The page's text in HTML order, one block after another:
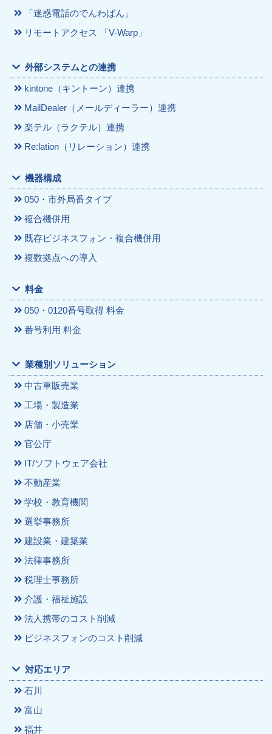
「迷惑電話のでんわばん」
リモートアクセス 「V-Warp」
外部システムとの連携
kintone（キントーン）連携
MailDealer（メールディーラー）連携
楽テル（ラクテル）連携
Re:lation（リレーション）連携
機器構成
050・市外局番タイプ
複合機併用
既存ビジネスフォン・複合機併用
複数拠点への導入
料金
050・0120番号取得 料金
番号利用 料金
業種別ソリューション
中古車販売業
工場・製造業
店舗・小売業
官公庁
IT/ソフトウェア会社
不動産業
学校・教育機関
選挙事務所
建設業・建築業
法律事務所
税理士事務所
介護・福祉施設
法人携帯のコスト削減
ビジネスフォンのコスト削減
対応エリア
石川
富山
福井